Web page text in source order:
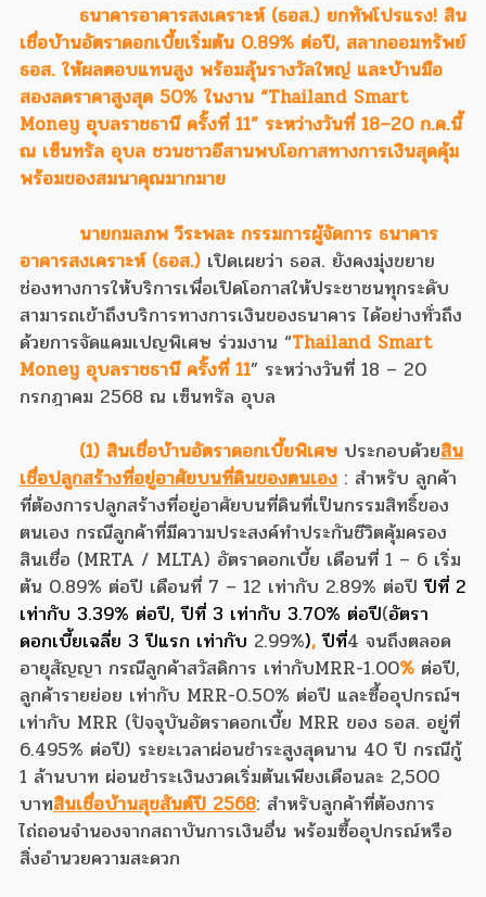
ธนาคารอาคารสงเคราะห์ (ธอส.) ยกทัพโปรแรง! สิน
เชื่อบ้านอัตราดอกเบี้ยเริ่มต้น 0.89% ต่อปี, สลากออมทรัพย์
ธอส. ให้ผลตอบแทนสูง พร้อมลุ้นรางวัลใหญ่ และบ้านมือ
สองลดราคาสูงสุด 50% ในงาน “Thailand Smart
Money อุบลราชธานี ครั้งที่ 11” ระหว่างวันที่ 18–20 ก.ค.นี้
ณ เซ็นทรัล อุบล ชวนชาวอีสานพบโอกาสทางการเงินสุดคุ้ม
พร้อมของสมนาคุณมากมาย
นายกมลภพ วีระพละ กรรมการผู้จัดการ ธนาคาร
อาคารสงเคราะห์ (ธอส.) เปิดเผยว่า ธอส. ยังคงมุ่งขยาย
ช่องทางการให้บริการเพื่อเปิดโอกาสให้ประชาชนทุกระดับ
สามารถเข้าถึงบริการทางการเงินของธนาคาร ได้อย่างทั่วถึง
ด้วยการจัดแคมเปญพิเศษ ร่วมงาน “Thailand Smart
Money อุบลราชธานี ครั้งที่ 11” ระหว่างวันที่ 18 – 20
กรกฎาคม 2568 ณ เซ็นทรัล อุบล
(1) สินเชื่อบ้านอัตราดอกเบี้ยพิเศษ ประกอบด้วยสิน
เชื่อปลูกสร้างที่อยู่อาศัยบนที่ดินของตนเอง : สำหรับ ลูกค้า
ที่ต้องการปลูกสร้างที่อยู่อาศัยบนที่ดินที่เป็นกรรมสิทธิ์ของ
ตนเอง กรณีลูกค้าที่มีความประสงค์ทำประกันชีวิตคุ้มครอง
สินเชื่อ (MRTA / MLTA) อัตราดอกเบี้ย เดือนที่ 1 – 6 เริ่ม
ต้น 0.89% ต่อปี เดือนที่ 7 – 12 เท่ากับ 2.89% ต่อปีปีที่ 2
เท่ากับ 3.39% ต่อปี, ปีที่ 3 เท่ากับ 3.70% ต่อปี(อัตรา
ดอกเบี้ยเฉลี่ย 3 ปีแรก เท่ากับ 2.99%),ปีที่4 จนถึงตลอด
อายุสัญญา กรณีลูกค้าสวัสดิการ เท่ากับMRR-1.00% ต่อปี,
ลูกค้ารายย่อย เท่ากับ MRR-0.50% ต่อปี และซื้ออุปกรณ์ฯ
เท่ากับ MRR (ปัจจุบันอัตราดอกเบี้ย MRR ของ ธอส. อยู่ที่
6.495% ต่อปี) ระยะเวลาผ่อนชำระสูงสุดนาน 40 ปี กรณีกู้
1 ล้านบาท ผ่อนชำระเงินงวดเริ่มต้นเพียงเดือนละ 2,500
บาทสินเชื่อบ้านสุขสันต์ปี 2568: สำหรับลูกค้าที่ต้องการ
ไถ่ถอนจำนองจากสถาบันการเงินอื่น พร้อมซื้ออุปกรณ์หรือ
สิ่งอำนวยความสะดวก